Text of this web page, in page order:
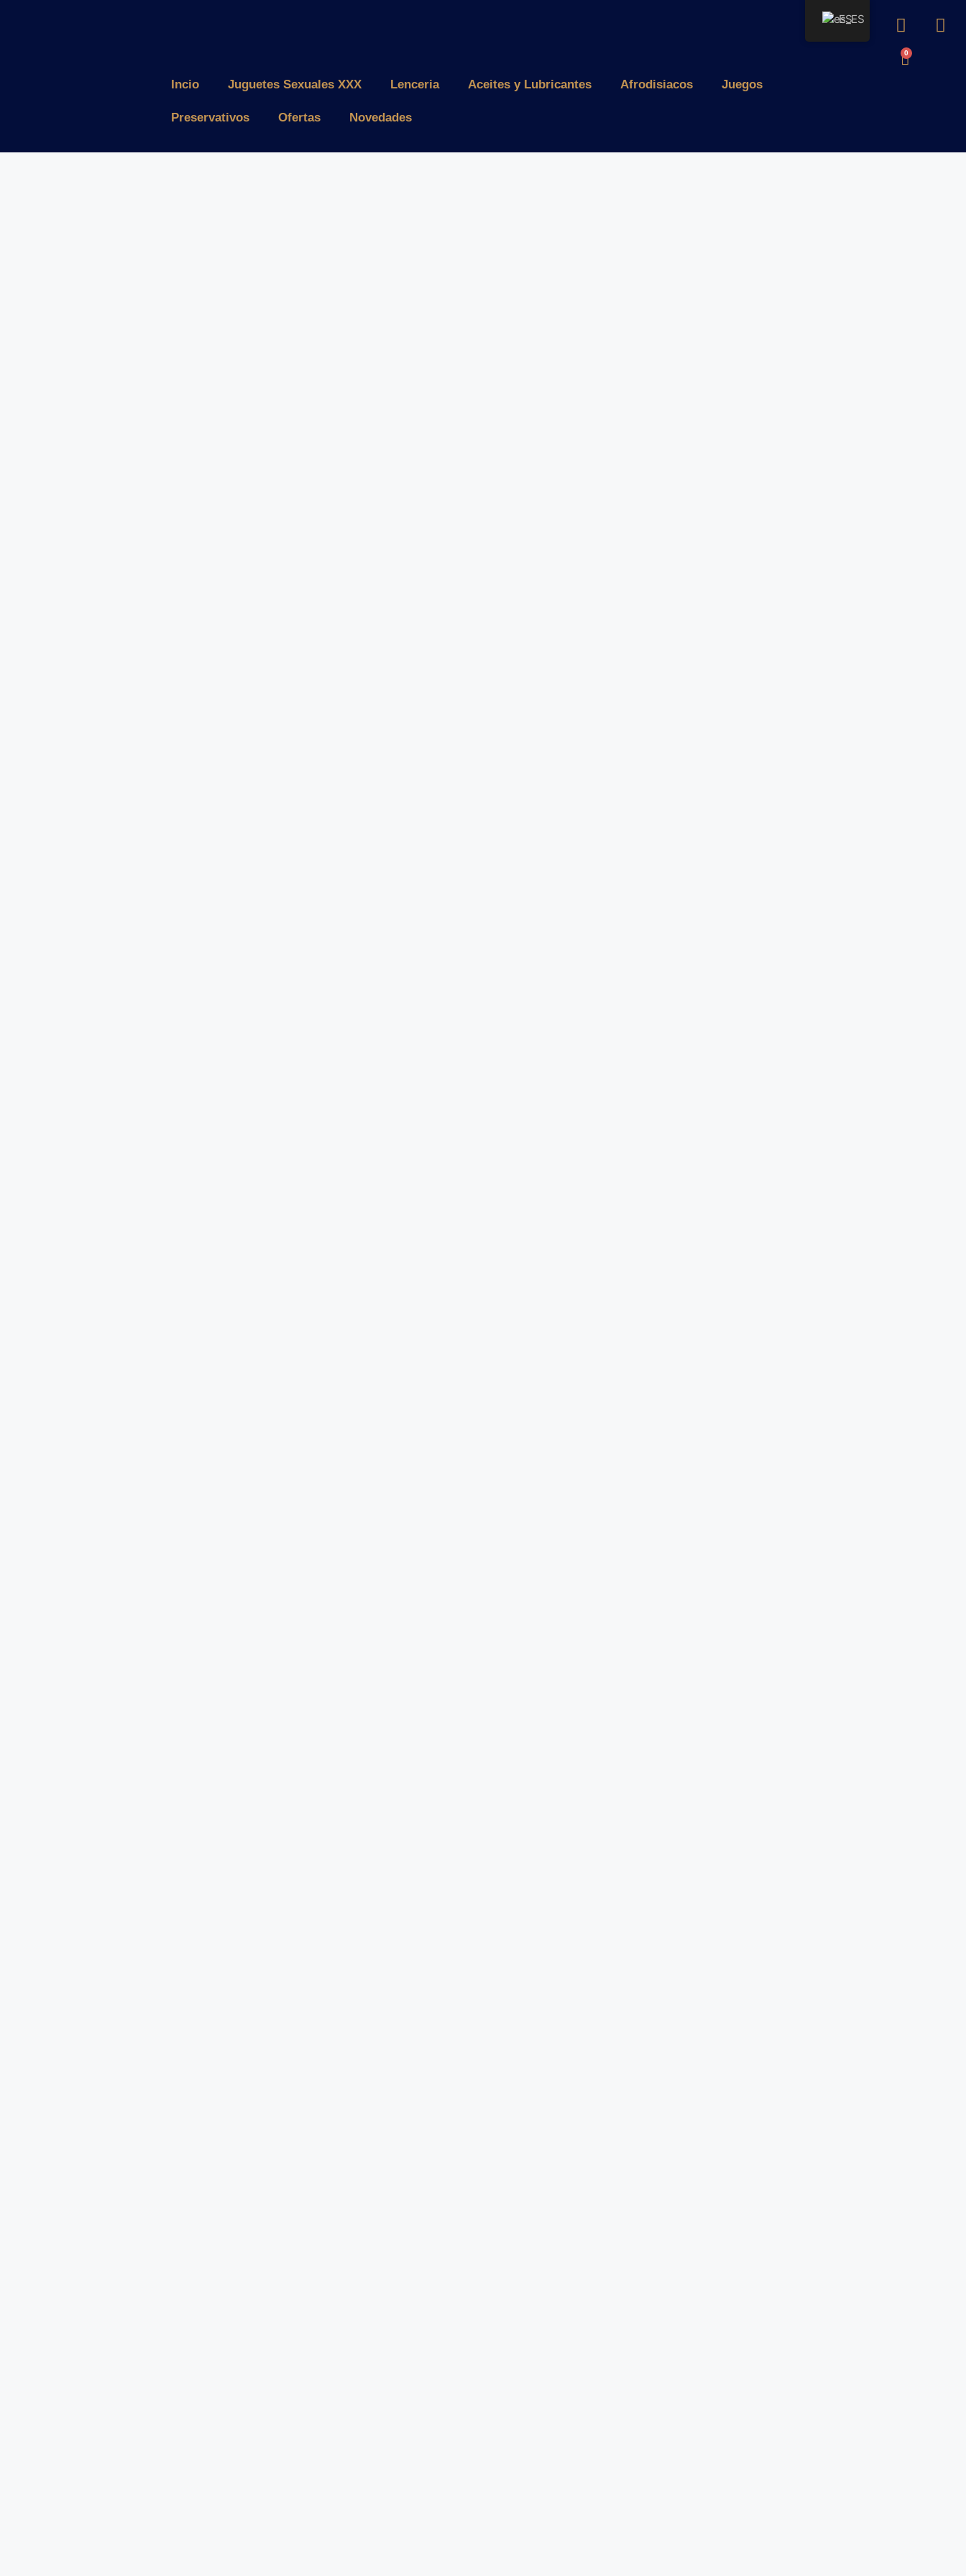
Incio Juguetes Sexuales XXX Lenceria Aceites y Lubricantes Afrodisiacos Juegos
Preservativos Ofertas Novedades
0
ES